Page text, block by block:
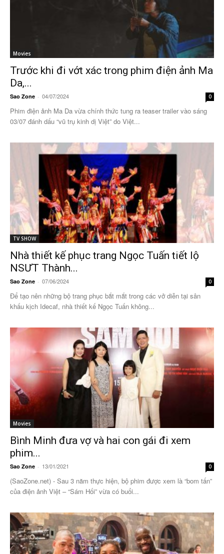
Movies
Trước khi đi vớt xác trong phim điện ảnh Ma
Da,...
Sao Zone - 04/07/2024 0
Phim điện ảnh Ma Da vừa chính thức tung ra teaser trailer vào sáng
03/07 đánh dấu “vũ trụ kinh dị Việt” do Việt...
TV SHOW
Nhà thiết kế phục trang Ngọc Tuấn tiết lộ
NSƯT Thành...
Sao Zone - 07/06/2024 0
Để tạo nên những bộ trang phục bắt mắt trong các vở diễn tại sân
khấu kịch Idecaf, nhà thiết kế Ngọc Tuấn không...
Movies
Bình Minh đưa vợ và hai con gái đi xem
phim...
Sao Zone - 13/01/2021 0
(SaoZone.net) - Sau 3 năm thực hiện, bộ phim được xem là “bom tấn”
của điện ảnh Việt – “Sám Hối” vừa có buổi...